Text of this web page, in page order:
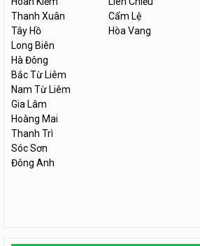
Thanh Xuân
Tây Hồ
Long Biên
Hà Đông
Bắc Từ Liêm
Nam Từ Liêm
Gia Lâm
Hoàng Mai
Thanh Trì
Sóc Sơn
Đông Anh
Cẩm Lệ
Hòa Vang